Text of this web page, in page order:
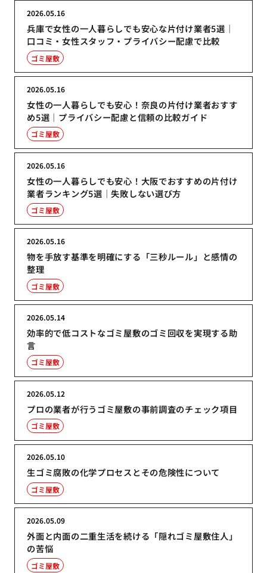
兵庫で女性の一人暮らしでも安心な片付け業者5選｜
口コミ・女性スタッフ・プライバシー配慮で比較
2026.05.16
ゴミ屋敷
女性の一人暮らしでも安心！奈良の片付け業者おすす
め5選｜プライバシー配慮と信頼の比較ガイド
2026.05.16
ゴミ屋敷
女性の一人暮らしでも安心！大阪でおすすめの片付け
業者ランキング5選｜失敗しない選び方
2026.05.16
ゴミ屋敷
物を手放す基準を明確にする「三秒ルール」と感情の
整理
2026.05.16
ゴミ屋敷
効率的で低コストなゴミ屋敷のゴミ回収を実現する助
言
2026.05.14
ゴミ屋敷
プロの業者が行うゴミ屋敷の事前調査のチェック項目
2026.05.12
ゴミ屋敷
生ゴミ腐敗の化学プロセスとその危険性について
2026.05.10
ゴミ屋敷
外面と内面の二重生活を続ける「隠れゴミ屋敷住人」
の苦悩
2026.05.09
ゴミ屋敷